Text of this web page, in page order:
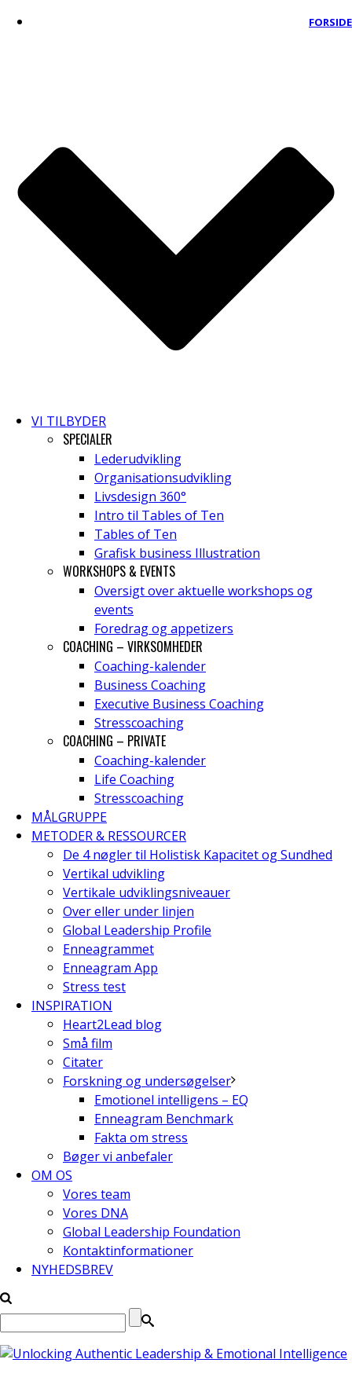
FORSIDE
VI TILBYDER
SPECIALER
Lederudvikling
Organisationsudvikling
Livsdesign 360°
Intro til Tables of Ten
Tables of Ten
Grafisk business Illustration
WORKSHOPS & EVENTS
Oversigt over aktuelle workshops og
events
Foredrag og appetizers
COACHING – VIRKSOMHEDER
Coaching-kalender
Business Coaching
Executive Business Coaching
Stresscoaching
COACHING – PRIVATE
Coaching-kalender
Life Coaching
Stresscoaching
MÅLGRUPPE
METODER & RESSOURCER
De 4 nøgler til Holistisk Kapacitet og Sundhed
Vertikal udvikling
Vertikale udviklingsniveauer
Over eller under linjen
Global Leadership Profile
Enneagrammet
Enneagram App
Stress test
INSPIRATION
Heart2Lead blog
Små film
Citater
Forskning og undersøgelser
Emotionel intelligens – EQ
Enneagram Benchmark
Fakta om stress
Bøger vi anbefaler
OM OS
Vores team
Vores DNA
Global Leadership Foundation
Kontaktinformationer
NYHEDSBREV